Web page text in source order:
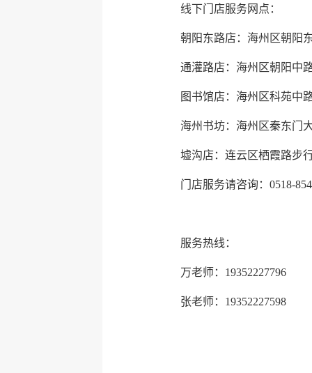
线下门店服务网点：
朝阳东路店：海州区朝阳
通灌路店：海州区朝阳中
图书馆店：海州区科苑中
海州书坊：海州区秦东门
墟沟店：连云区栖霞路步
门店服务请咨询：0518-
服务热线：
万老师：19352227796
张老师：19352227598